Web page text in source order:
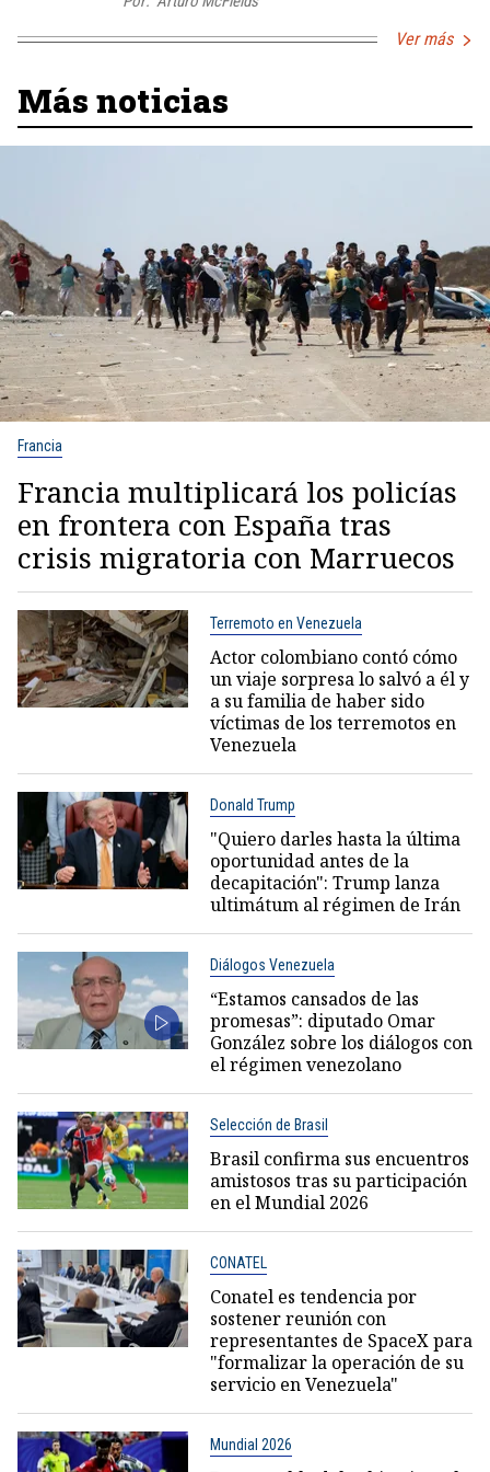
Ver más
Más noticias
Francia
Francia multiplicará los policías
en frontera con España tras
crisis migratoria con Marruecos
Terremoto en Venezuela
Actor colombiano contó cómo
un viaje sorpresa lo salvó a él y
a su familia de haber sido
víctimas de los terremotos en
Venezuela
Donald Trump
"Quiero darles hasta la última
oportunidad antes de la
decapitación": Trump lanza
ultimátum al régimen de Irán
Diálogos Venezuela
“Estamos cansados de las
promesas”: diputado Omar
González sobre los diálogos con
el régimen venezolano
Selección de Brasil
Brasil confirma sus encuentros
amistosos tras su participación
en el Mundial 2026
CONATEL
Conatel es tendencia por
sostener reunión con
representantes de SpaceX para
"formalizar la operación de su
servicio en Venezuela"
Mundial 2026